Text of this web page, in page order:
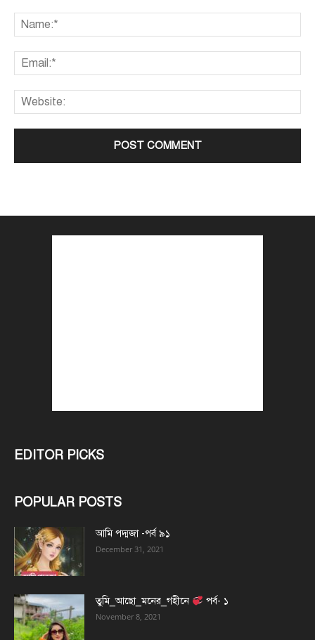
EDITOR PICKS
POPULAR POSTS
আমি পদ্মজা -পর্ব ৯১
December 31, 2021
তুমি_আছো_মনের_গহীনে পর্ব- ১
November 8, 2021